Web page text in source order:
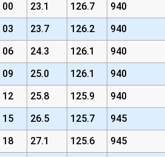
00 23.1 126.7
940
03 23.7 126.2
940
06 24.3 126.1
940
09 25.0 126.1
940
12 25.8 125.9
940
15 26.5 125.7
945
18 27.1 125.6 945